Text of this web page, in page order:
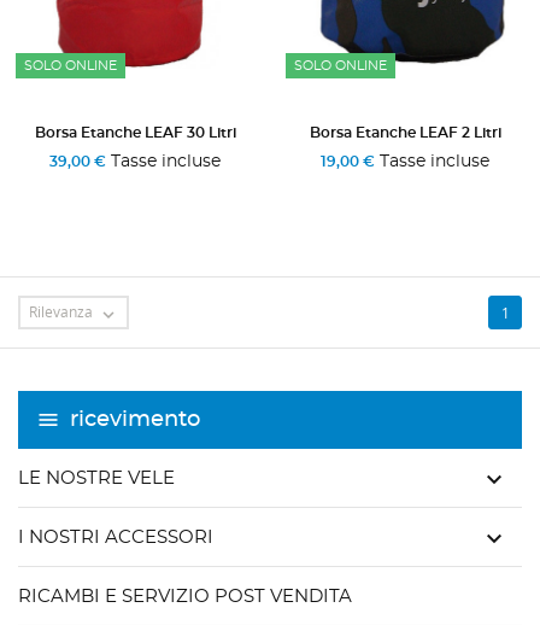
ricevimento
LE NOSTRE VELE keyboard_arrow_down
I NOSTRI ACCESSORI keyboard_arrow_down
RICAMBI E SERVIZIO POST VENDITA
SOLO ONLINE
Borsa Etanche LEAF 30 Litri
39,00 € Tasse incluse
SOLO ONLINE
Borsa Etanche LEAF 2 Litri
19,00 € Tasse incluse
Rilevanza  1